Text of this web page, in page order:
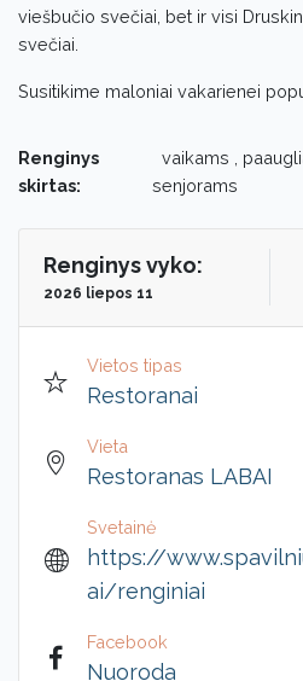
viešbučio svečiai, bet ir visi
svečiai.
Susitikime maloniai vakarienei
Renginys
skirtas:
vaikams ,
senjorams
Renginys vyko:
2026 liepos 11
Vietos tipas
Restoranai
Vieta
Restoranas LABAI
Svetainė
https://
ai/renginiai
Facebook
Nuoroda